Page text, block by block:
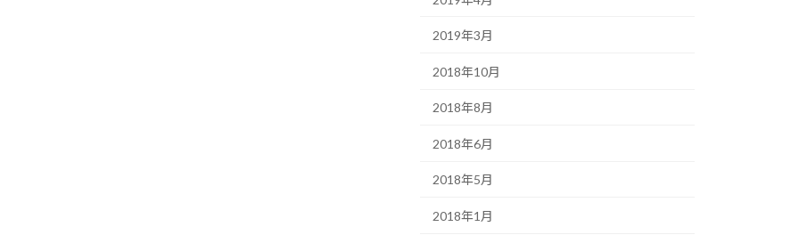
2019年3月
2018年10月
2018年8月
2018年6月
2018年5月
2018年1月